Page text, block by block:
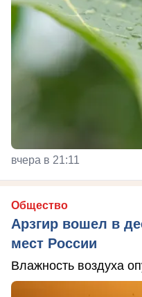
вчера в 21:11
Общество
Арзгир вошел в
мест России
Влажность воздуха